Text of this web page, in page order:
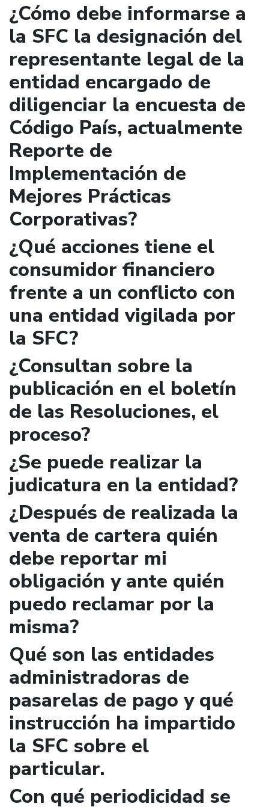
¿Cómo debe informarse a
la SFC la designación del
representante legal de la
entidad encargado de
diligenciar la encuesta de
Código País, actualmente
Reporte de
Implementación de
Mejores Prácticas
Corporativas?
¿Qué acciones tiene el
consumidor financiero
frente a un conflicto con
una entidad vigilada por
la SFC?
¿Consultan sobre la
publicación en el boletín
de las Resoluciones, el
proceso?
¿Se puede realizar la
judicatura en la entidad?
¿Después de realizada la
venta de cartera quién
debe reportar mi
obligación y ante quién
puedo reclamar por la
misma?
Qué son las entidades
administradoras de
pasarelas de pago y qué
instrucción ha impartido
la SFC sobre el
particular.
Con qué periodicidad se